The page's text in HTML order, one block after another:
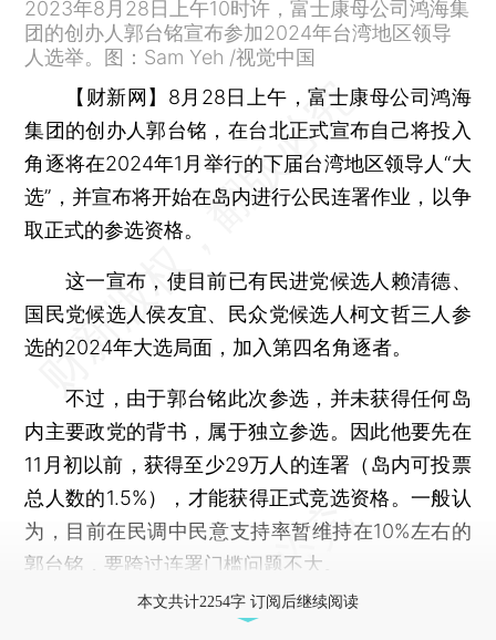
2023年8月28日上午10时许，富士康母公司鸿海集
团的创办人郭台铭宣布参加2024年台湾地区领导
人选举。图：Sam Yeh /视觉中国
【财新网】 8月28日上午，富士康母公司鸿海
集团的创办人郭台铭，在台北正式宣布自己将投入
角逐将在2024年1月举行的下届台湾地区领导人“大
选”，并宣布将开始在岛内进行公民连署作业，以争
取正式的参选资格。
这一宣布，使目前已有民进党候选人赖清德、
国民党候选人侯友宜、民众党候选人柯文哲三人参
选的2024年大选局面，加入第四名角逐者。
不过，由于郭台铭此次参选，并未获得任何岛
内主要政党的背书，属于独立参选。因此他要先在
11月初以前，获得至少29万人的连署（岛内可投票
总人数的1.5%），才能获得正式竞选资格。一般认
为，目前在民调中民意支持率暂维持在10%左右的
郭台铭，要跨过连署门槛问题不大。
本文共计2254字 订阅后继续阅读